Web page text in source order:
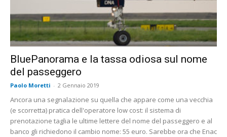
BluePanorama e la tassa odiosa sul nome
del passeggero
Paolo Moretti - 2 Gennaio 2019
Ancora una segnalazione su quella che appare come una vecchia
(e scorretta) pratica dell'operatore low cost: il sistema di
prenotazione taglia le ultime lettere del nome del passeggero e al
banco gli richiedono il cambio nome: 55 euro. Sarebbe ora che Enac